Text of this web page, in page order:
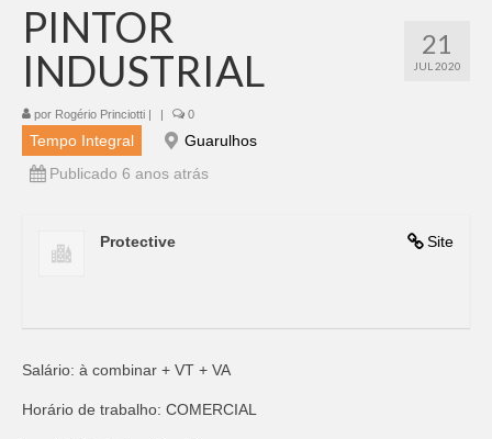
21
JUL 2020
PINTOR
INDUSTRIAL
por Rogério Princiotti | | 0
Tempo Integral
Guarulhos
Publicado 6 anos atrás
Site
Protective
Salário: à combinar + VT + VA
Horário de trabalho: COMERCIAL